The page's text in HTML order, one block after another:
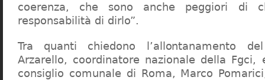
coerenza, che sono anche peggiori di
responsabilità di dirlo”.
Tra quanti chiedono l’allontanamento
Arzarello, coordinatore nazionale della
consiglio comunale di Roma, Marco